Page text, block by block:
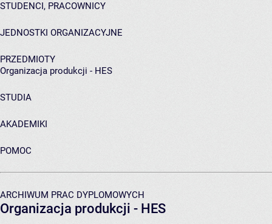
STUDENCI, PRACOWNICY
JEDNOSTKI ORGANIZACYJNE
PRZEDMIOTY
Organizacja produkcji - HES
STUDIA
AKADEMIKI
POMOC
ARCHIWUM PRAC DYPLOMOWYCH
Organizacja produkcji - HES